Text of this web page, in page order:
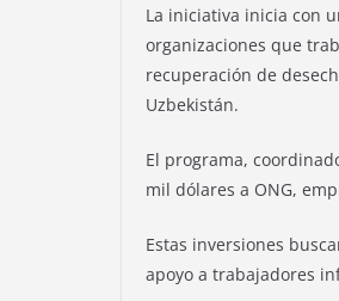
La iniciativa inicia con
organizaciones que
recuperación de
Uzbekistán.
El programa,
mil dólares a ONG,
Estas inversiones
apoyo a trabajadores